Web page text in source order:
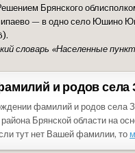
Брянского
— в одно село Юшино
словарь «Населенные
и родов села
фамилий и родов села
Брянской области на
тут нет Вашей фамилии, то